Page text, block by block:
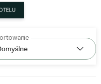
produkty do listy
sesji.